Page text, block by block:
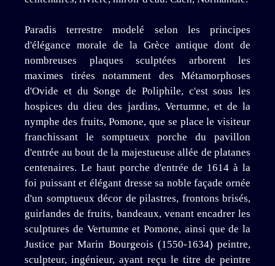
Paradis terrestre modelé selon les principes
d'élégance morale de la Grèce antique dont de
nombreuses plaques sculptées arborent les
maximes tirées notamment des Métamorphoses
d'Ovide et du Songe de Poliphile, c'est sous les
hospices du dieu des jardins, Vertumne, et de la
nymphe des fruits, Pomone, que se place le visiteur
franchissant le somptueux porche du pavillon
d'entrée au bout de la majestueuse allée de platanes
centenaires. Le haut porche d'entrée de 1614 à la
foi puissant et élégant dresse sa noble façade ornée
d'un somptueux décor de pilastres, frontons brisés,
guirlandes de fruits, bandeaux, venant encadrer les
sculptures de Vertumne et Pomone, ainsi que de la
Justice par Marin Bourgeois (1550-1634) peintre,
sculpteur, ingénieur, ayant reçu le titre de peintre